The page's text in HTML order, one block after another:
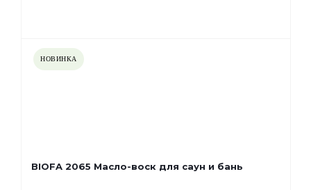
НОВИНКА
BIOFA 2065 Масло-воск для саун и бань